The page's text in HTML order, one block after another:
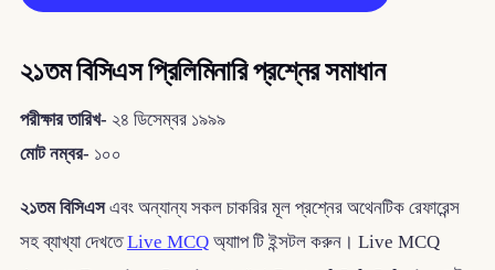
২১তম বিসিএস প্রিলিমিনারি প্রশ্নের সমাধান
পরীক্ষার তারিখ- ২৪ ডিসেম্বর ১৯৯৯
মোট নম্বর- ১০০
২১তম বিসিএসএবং অন্যান্য সকল চাকরির মূল প্রশ্নের অথেনটিক রেফারেন্স
সহ ব্যাখ্যা দেখতেLive MCQঅ্যাাপ টি ইন্সটল করুন। Live MCQ